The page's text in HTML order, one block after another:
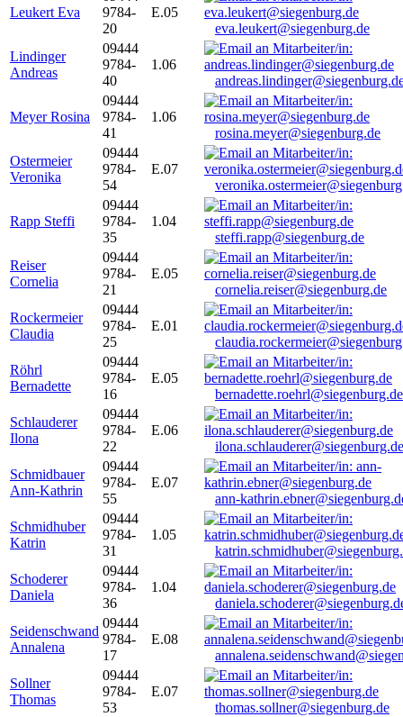
Leukert Eva
9784-
20
E.05
eva.leukert@siegenburg.de
Lindinger
Andreas
09444
9784-
40
1.06
Meyer Rosina
09444
9784-
41
1.06
rosina.meyer@siegenburg.de
Ostermeier
Veronika
09444
9784-
54
E.07
Rapp Steffi
09444
9784-
35
1.04
steffi.rapp@siegenburg.de
Reiser
Cornelia
09444
9784-
21
E.05
cornelia.reiser@siegenburg.de
Rockermeier
Claudia
09444
9784-
25
E.01
Röhrl
Bernadette
09444
9784-
16
E.05
bernadette.roehrl@siegenburg.de
Schlauderer
Ilona
09444
9784-
22
E.06
ilona.schlauderer@siegenburg.de
Schmidbauer
Ann-Kathrin
09444
9784-
55
E.07
ann-
Schmidhuber
Katrin
09444
9784-
31
1.05
Schoderer
Daniela
09444
9784-
36
1.04
Seidenschwand
Annalena
09444
9784-
17
E.08
Sollner
Thomas
09444
9784-
53
E.07
thomas.sollner@siegenburg.de